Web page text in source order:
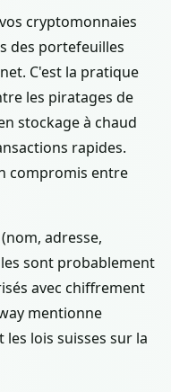
cryptomonnaies
des portefeuilles
C'est la pratique
les piratages de
stockage à chaud
rapides.
compromis entre
adresse,
sont probablement
avec chiffrement
mentionne
les lois suisses sur la